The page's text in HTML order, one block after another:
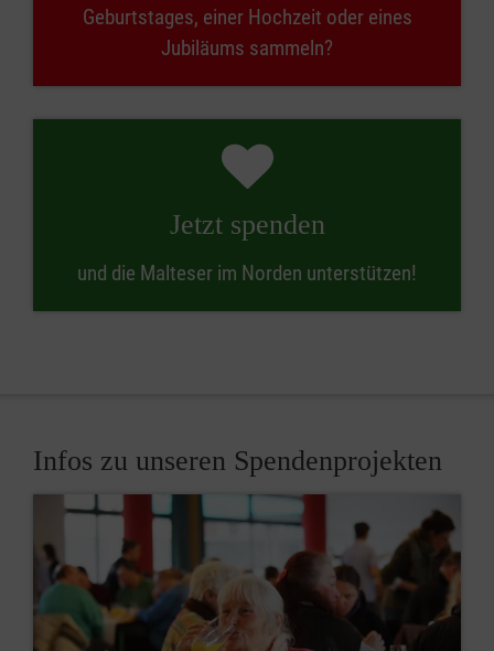
Geburtstages, einer Hochzeit oder eines
Jubiläums sammeln?
Jetzt spenden
und die Malteser im Norden unterstützen!
Infos zu unseren Spendenprojekten